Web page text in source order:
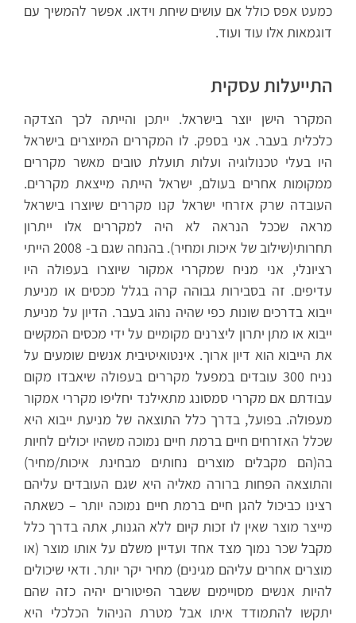
כמעט אפס כולל אם עושים שיחת וידאו. אפשר להמשיך עם
דוגמאות אלו עוד ועוד.
התייעלות עסקית
המקרר הישן יוצר בישראל. ייתכן והייתה לכך הצדקה
כלכלית בעבר. אני בספק. לו המקררים המיוצרים בישראל
היו בעלי טכנולוגיה ועלות תועלת טובים מאשר מקררים
ממקומות אחרים בעולם, ישראל הייתה מייצאת מקררים.
העובדה שרק אזרחי ישראל קנו מקררים שיוצרו בישראל
מראה שככל הנראה לא היה למקררים אלו ייתרון
תחרותי(שילוב של איכות ומחיר). בהנחה שגם ב- 2008 הייתי
רציונלי, אני מניח שמקררי אמקור שיוצרו בעפולה היו
עדיפים. זה בסבירות גבוהה קרה בגלל מכסים או מניעת
ייבוא בדרכים שונות כפי שהיה נהוג בעבר. הדיון על מניעת
ייבוא או מתן יתרון ליצרנים מקומיים על ידי מכסים המקשים
את הייבוא הוא דיון ארוך. אינטואיטיבית אנשים שומעים על
נניח 300 עובדים במפעל מקררים בעפולה שיאבדו מקום
עבודתם אם מקררי סמסונג מתאילנד יחליפו מקררי אמקור
מעפולה. בפועל, בדרך כלל התוצאה של מניעת ייבוא היא
שכלל האזרחים חיים ברמת חיים נמוכה משהיו יכולים לחיות
בה(הם מקבלים מוצרים נחותים מבחינת איכות/מחיר)
והתוצאה הפחות ברורה מאליה היא שגם העובדים עליהם
רצינו כביכול להגן חיים ברמת חיים נמוכה יותר – כשאתה
מייצר מוצר שאין לו זכות קיום ללא הגנות, אתה בדרך כלל
מקבל שכר נמוך מצד אחד ועדיין משלם על אותו מוצר (או
מוצרים אחרים עליהם מגינים) מחיר יקר יותר. ודאי שיכולים
להיות אנשים מסויימים ששבר הפיטורים יהיה כזה שהם
יתקשו להתמודד איתו אבל מטרת הניהול הכלכלי היא